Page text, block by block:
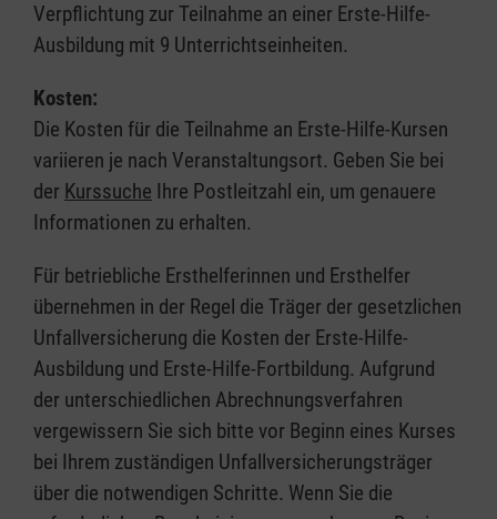
Verpflichtung zur Teilnahme an einer Erste-Hilfe-
Ausbildung mit 9 Unterrichtseinheiten.
Kosten:
Die Kosten für die Teilnahme an Erste-Hilfe-Kursen
variieren je nach Veranstaltungsort. Geben Sie bei
der Kurssuche Ihre Postleitzahl ein, um genauere
Informationen zu erhalten.
Für betriebliche Ersthelferinnen und Ersthelfer
übernehmen in der Regel die Träger der gesetzlichen
Unfallversicherung die Kosten der Erste-Hilfe-
Ausbildung und Erste-Hilfe-Fortbildung. Aufgrund
der unterschiedlichen Abrechnungsverfahren
vergewissern Sie sich bitte vor Beginn eines Kurses
bei Ihrem zuständigen Unfallversicherungsträger
über die notwendigen Schritte. Wenn Sie die